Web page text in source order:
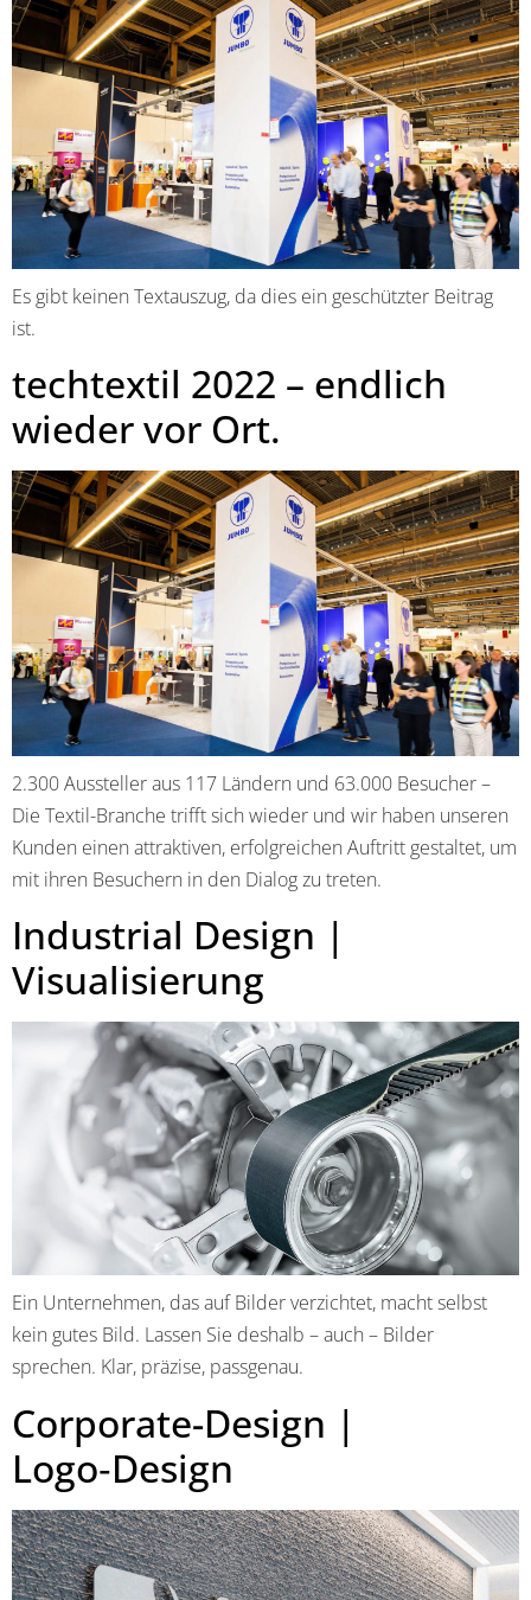
Es gibt keinen Textauszug, da dies ein geschützter Beitrag
ist.
techtextil 2022 – endlich
wieder vor Ort.
2.300 Aussteller aus 117 Ländern und 63.000 Besucher –
Die Textil-Branche trifft sich wieder und wir haben unseren
Kunden einen attraktiven, erfolgreichen Auftritt gestaltet, um
mit ihren Besuchern in den Dialog zu treten.
Industrial Design |
Visualisierung
Ein Unternehmen, das auf Bilder verzichtet, macht selbst
kein gutes Bild. Lassen Sie deshalb – auch – Bilder
sprechen. Klar, präzise, passgenau.
Corporate-Design |
Logo‑Design